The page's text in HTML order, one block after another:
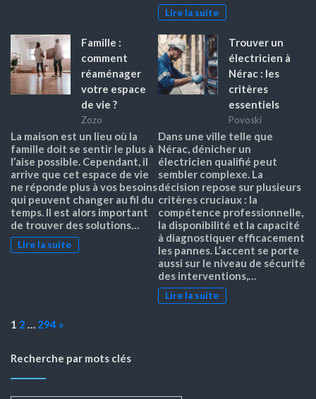
Lire la suite
Famille :
comment
réaménager
votre espace
de vie ?
Zozo
La maison est un lieu où la
famille doit se sentir le plus à
l’aise possible. Cependant, il
arrive que cet espace de vie
ne réponde plus à vos besoins
qui peuvent changer au fil du
temps. Il est alors important
de trouver des solutions…
Lire la suite
Trouver un
électricien à
Nérac : les
critères
essentiels
Povoski
Dans une ville telle que
Nérac, dénicher un
électricien qualifié peut
sembler complexe. La
décision repose sur plusieurs
critères cruciaux : la
compétence professionnelle,
la disponibilité et la capacité
à diagnostiquer efficacement
les pannes. L’accent se porte
aussi sur le niveau de sécurité
des interventions,…
Lire la suite
Page:
1 2 … 294 Next
»
Recherche par mots clés